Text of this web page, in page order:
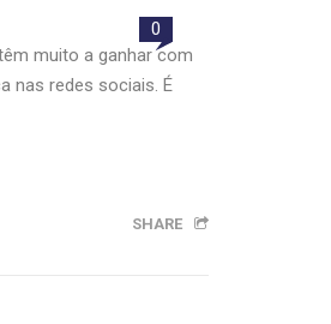
0
muito a ganhar com
nas redes sociais. É
SHARE